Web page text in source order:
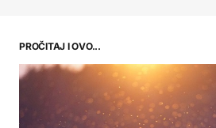
PROČITAJ I OVO...